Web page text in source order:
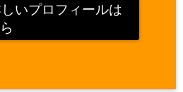
いプロフィールは